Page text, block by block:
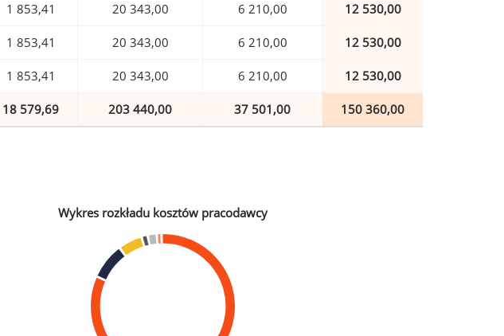
1 853,41 20 343,00 6 210,00 12 530,00
1 853,41 20 343,00 6 210,00 12 530,00
1 853,41 20 343,00 6 210,00 12 530,00
18 579,69 203 440,00 37 501,00 150 360,00
Wykres rozkładu kosztów pracodawcy